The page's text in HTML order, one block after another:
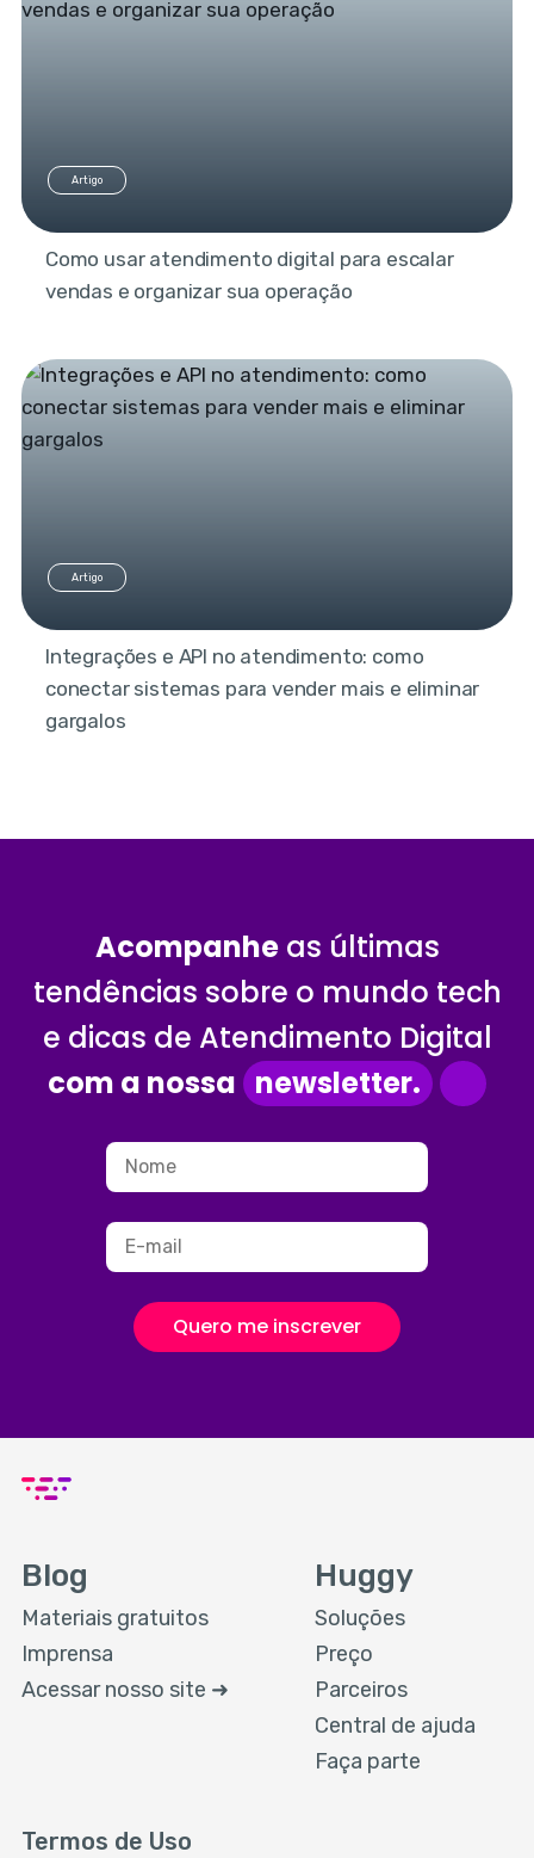
Artigo
Como usar atendimento digital para escalar
vendas e organizar sua operação
Artigo
Integrações e API no atendimento: como
conectar sistemas para vender mais e eliminar
gargalos
Acompanheas últimas
tendências sobre o mundo tech
e dicas de Atendimento Digital
com a nossa newsletter.
Quero me inscrever
Blog
Materiais gratuitos
Imprensa
Acessar nosso site ➜
Huggy
Soluções
Preço
Parceiros
Central de ajuda
Faça parte
Termos de Uso